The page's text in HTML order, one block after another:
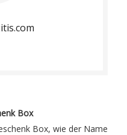
Box
Box, wie der Name